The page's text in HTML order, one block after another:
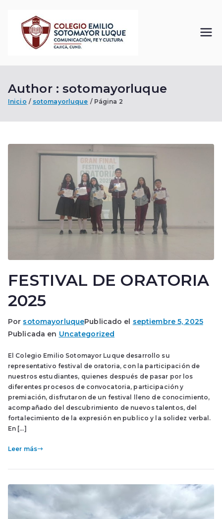
contenido
Emilio
Sotom
ayor
Luque
Comunicación, Fe
Author :sotomayorluque
Inicio sotomayorluque Página 2
FESTIVAL DE ORATORIA
2025
Por sotomayorluquePublicado el septiembre 5, 2025
Publicada en Uncategorized
El Colegio Emilio Sotomayor Luque desarrollo su
representativo festival de oratoria, con la participación de
nuestros estudiantes, quienes después de pasar por los
diferentes procesos de convocatoria, participación y
premiación, disfrutaron de un festival lleno de conocimiento,
acompañado del descubrimiento de nuevos talentos, del
fortalecimiento de la expresión en publico y la solidez verbal.
En […]
Leer más